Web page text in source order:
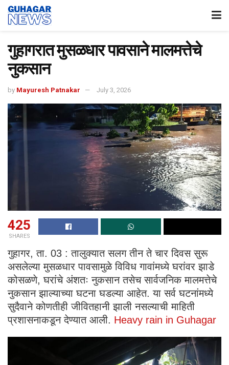
गुहागरात मुसळधार पावसाने मालमत्तेचे
नुकसान
by Mayuresh Patnakar July 3, 2026
425
SHARES
गुहागर, ता. 03 : तालुक्यात सलग तीन ते चार दिवस सुरू
असलेल्या मुसळधार पावसामुळे विविध गावांमध्ये घरांवर झाडे
कोसळणे, घरांचे अंशतः नुकसान तसेच सार्वजनिक मालमत्तेचे
नुकसान झाल्याच्या घटना घडल्या आहेत. या सर्व घटनांमध्ये
सुदैवाने कोणतीही जीवितहानी झाली नसल्याची माहिती
प्रशासनाकडून देण्यात आली. Heavy rain in Guhagar